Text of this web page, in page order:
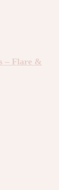
– Flare &